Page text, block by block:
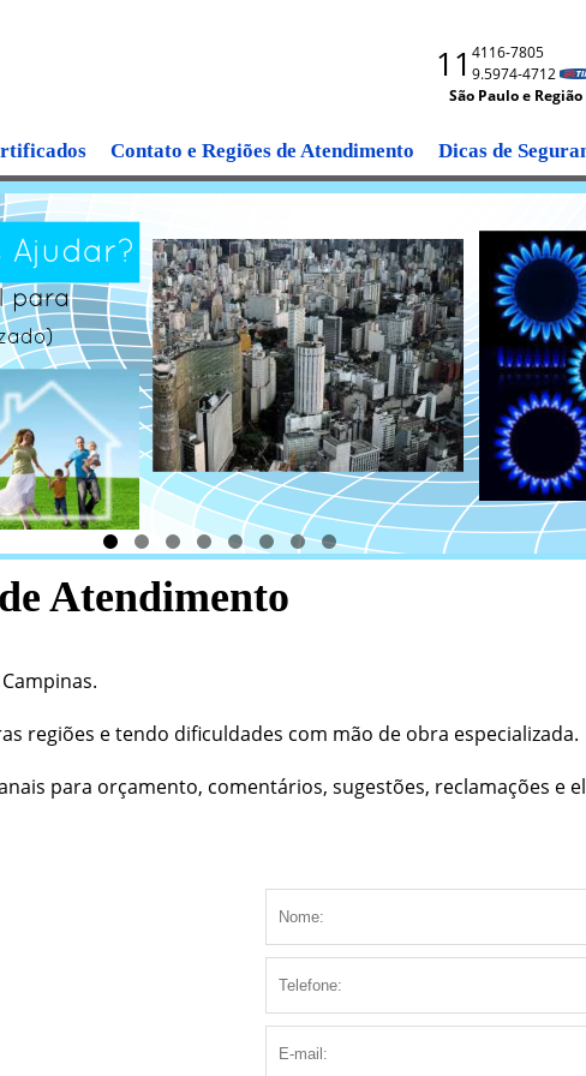
11 4116-7805
9.5974-4712
São Paulo e Região
Contato e Regiões de Atendimento Dicas de
Atendimento
regiões e tendo dificuldades com mão de obra especializada.
para orçamento, comentários, sugestões, reclamações e